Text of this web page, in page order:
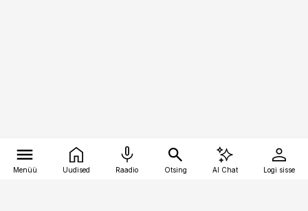
Menüü Uudised Raadio Otsing AI Chat Logi sisse